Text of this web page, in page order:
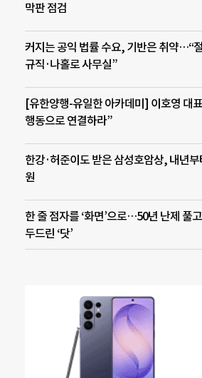
막판 점검
커지는 공익 법률 수요, 기반은 취약…“
규직·나홀로 사무실”
[유한양행-유일한 아카데미] 이호영 대
행동으로 연결하라”
한강·허준이도 받은 삼성호암상, 내년부
원
한 줄 점자를 ‘화면’으로…50년 난제 풀
두드린 ‘닷’